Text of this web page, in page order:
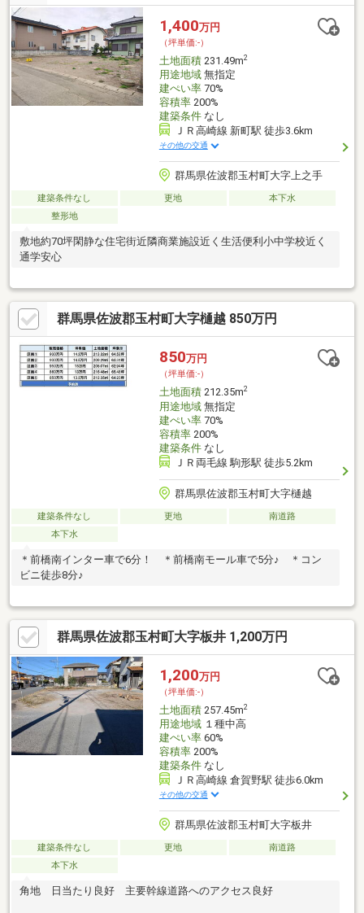
1,400万円
（坪単価:-）
土地面積231.49m2
用途地域無指定
建ぺい率70%
容積率200%
建築条件なし
ＪＲ高崎線 新町駅 徒歩3.6km
その他の交通
群馬県佐波郡玉村町大字上之手
建築条件なし 更地
本下水
整形地
敷地約70坪閑静な住宅街近隣商業施設近く生活便利小中学校近く
通学安心
群馬県佐波郡玉村町大字樋越 850万円
850万円
（坪単価:-）
土地面積212.35m2
用途地域無指定
建ぺい率70%
容積率200%
建築条件なし
ＪＲ両毛線 駒形駅 徒歩5.2km
群馬県佐波郡玉村町大字樋越
建築条件なし 更地
南道路
本下水
＊前橋南インター車で6分！ ＊前橋南モール車で5分♪ ＊コン
ビニ徒歩8分♪
群馬県佐波郡玉村町大字板井 1,200万円
1,200万円
（坪単価:-）
土地面積257.45m2
用途地域１種中高
建ぺい率60%
容積率200%
建築条件なし
ＪＲ高崎線 倉賀野駅 徒歩6.0km
その他の交通
群馬県佐波郡玉村町大字板井
建築条件なし 更地
南道路
本下水
角地 日当たり良好 主要幹線道路へのアクセス良好